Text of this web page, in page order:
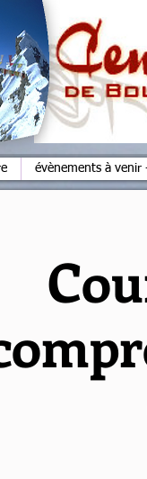
évènements à venir